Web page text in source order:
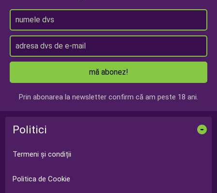
mă abonez!
Prin abonarea la newsletter confirm că am peste 18 ani.
Politici -
Termeni și condiții
Politica de Cookie